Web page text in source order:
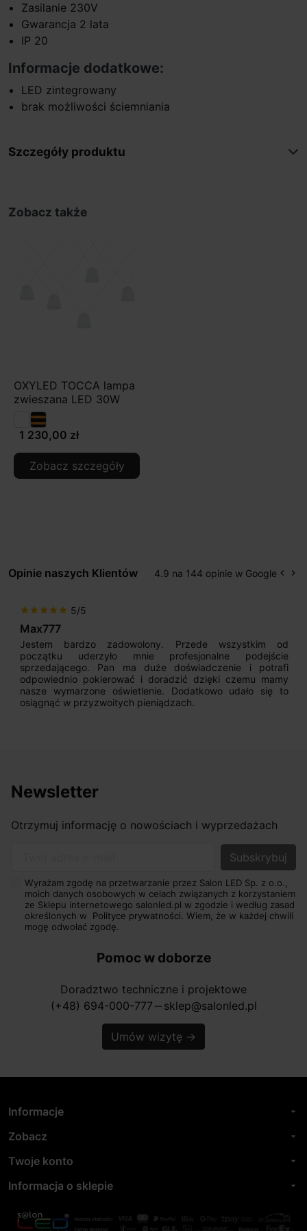
Zasilanie 230V
Gwarancja 2 lata
IP 20
Informacje dodatkowe:
LED zintegrowany
brak możliwości ściemniania
Szczegóły produktu
Zobacz także
OXYLED TOCCA lampa
zwieszana LED 30W
1 230,00 zł
Zobacz szczegóły
Opinie naszych Klientów 4.9 na 144 opinie w Google keyboard_arrow_left keyboard_arrow_right
star star star star star 5/5
Max777
Jestem bardzo zadowolony. Przede wszystkim od
początku uderzyło mnie profesjonalne podejście
sprzedającego. Pan ma duże doświadczenie i potrafi
odpowiednio pokierować i doradzić dzięki czemu mamy
nasze wymarzone oświetlenie. Dodatkowo udało się to
osiągnąć w przyzwoitych pieniądzach.
Newsletter
Otrzymuj informację o nowościach i wyprzedażach
Wyrażam zgodę na przetwarzanie przez Salon LED Sp. z o.o.,
moich danych osobowych w celach związanych z korzystaniem
ze Sklepu internetowego salonled.pl w zgodzie i według zasad
określonych w Polityce prywatności. Wiem, że w każdej chwili
mogę odwołać zgodę.
Pomoc w doborze
Doradztwo techniczne i projektowe
(+48) 694-000-777 horizontal_rule sklep@salonled.pl
Umów wizytę →
Informacje arrow_drop_down
Zobacz arrow_drop_down
Twoje konto arrow_drop_down
Informacja o sklepie arrow_drop_down